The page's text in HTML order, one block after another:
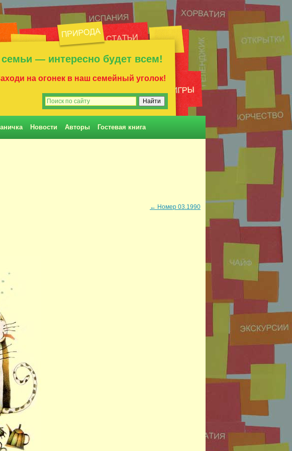
— интересно будет всем!
на огонек в наш семейный уголок!
Новости Авторы Гостевая книга
← Номер 03.1990